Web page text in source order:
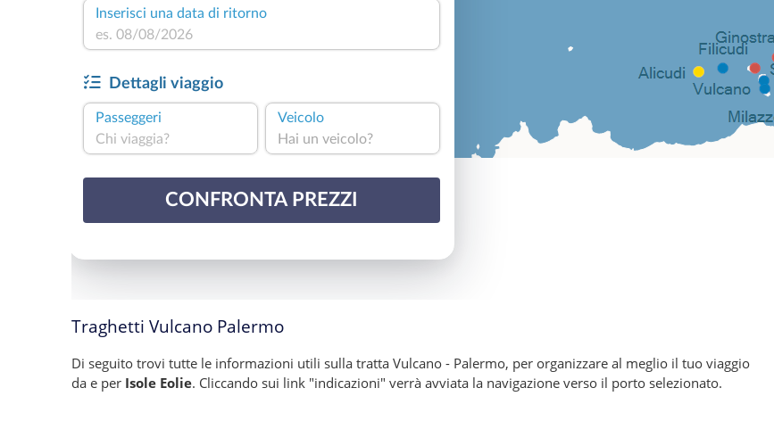
Traghetti Vulcano Palermo
Di seguito trovi tutte le informazioni utili sulla tratta Vulcano - Palermo, per organizzare al meglio il tuo viaggio
da e per Isole Eolie. Cliccando sui link "indicazioni" verrà avviata la navigazione verso il porto selezionato.